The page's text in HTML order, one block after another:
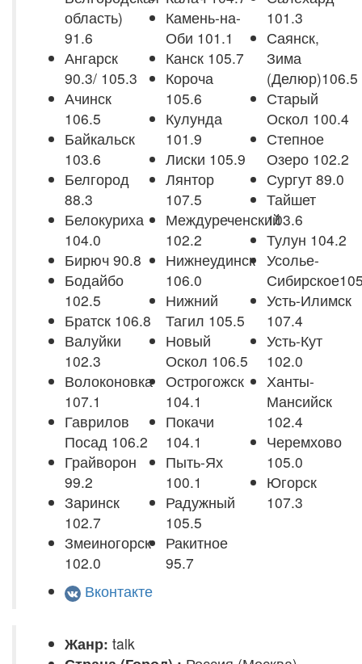
область)
91.6
Ангарск
90.3/ 105.3
Ачинск
106.5
Байкальск
103.6
Белгород
88.3
Белокуриха
104.0
Бирюч 90.8
Бодайбо
102.5
Братск 106.8
Валуйки
102.3
Волоконовка
107.1
Гаврилов
Посад 106.2
Грайворон
99.2
Заринск
102.7
Змеиногорск
102.0
Камень-на-
Оби 101.1
Канск 105.7
Короча
105.6
Кулунда
101.9
Лиски 105.9
Лянтор
107.5
Междуреченский
102.2
Нижнеудинск
106.0
Нижний
Тагил 105.5
Новый
Оскол 106.5
Острогожск
104.1
Покачи
104.1
Пыть-Ях
100.1
Радужный
105.5
Ракитное
95.7
101.3
Саянск,
Зима
(Делюр)106.5
Старый
Оскол 100.4
Степное
Озеро 102.2
Сургут 89.0
Тайшет
103.6
Тулун 104.2
Усолье-
Усть-Илимск
107.4
Усть-Кут
102.0
Ханты-
Мансийск
102.4
Черемхово
105.0
Югорск
107.3
Вконтакте
Жанр: talk